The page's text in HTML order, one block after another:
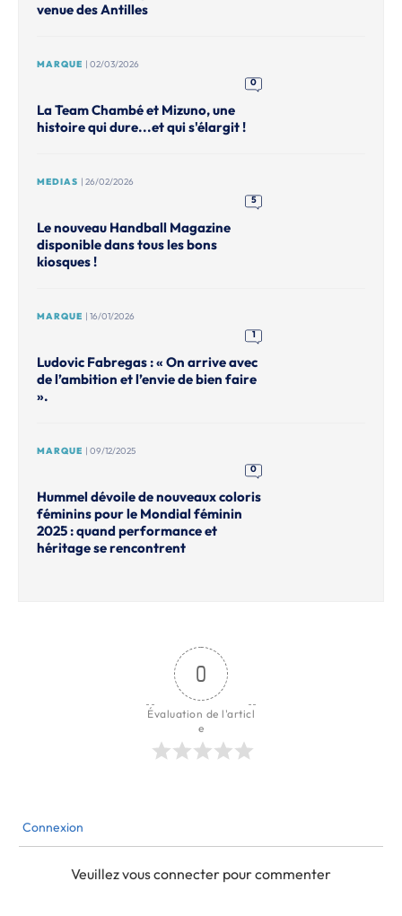
venue des Antilles
MARQUE | 02/03/2026
0
La Team Chambé et Mizuno, une
histoire qui dure...et qui s'élargit !
MEDIAS | 26/02/2026
5
Le nouveau Handball Magazine
disponible dans tous les bons
kiosques !
MARQUE | 16/01/2026
1
Ludovic Fabregas : « On arrive avec
de l’ambition et l’envie de bien faire
».
MARQUE | 09/12/2025
0
Hummel dévoile de nouveaux coloris
féminins pour le Mondial féminin
2025 : quand performance et
héritage se rencontrent
0
Évaluation de l'articl
e
Connexion
Veuillez vous connecter pour commenter